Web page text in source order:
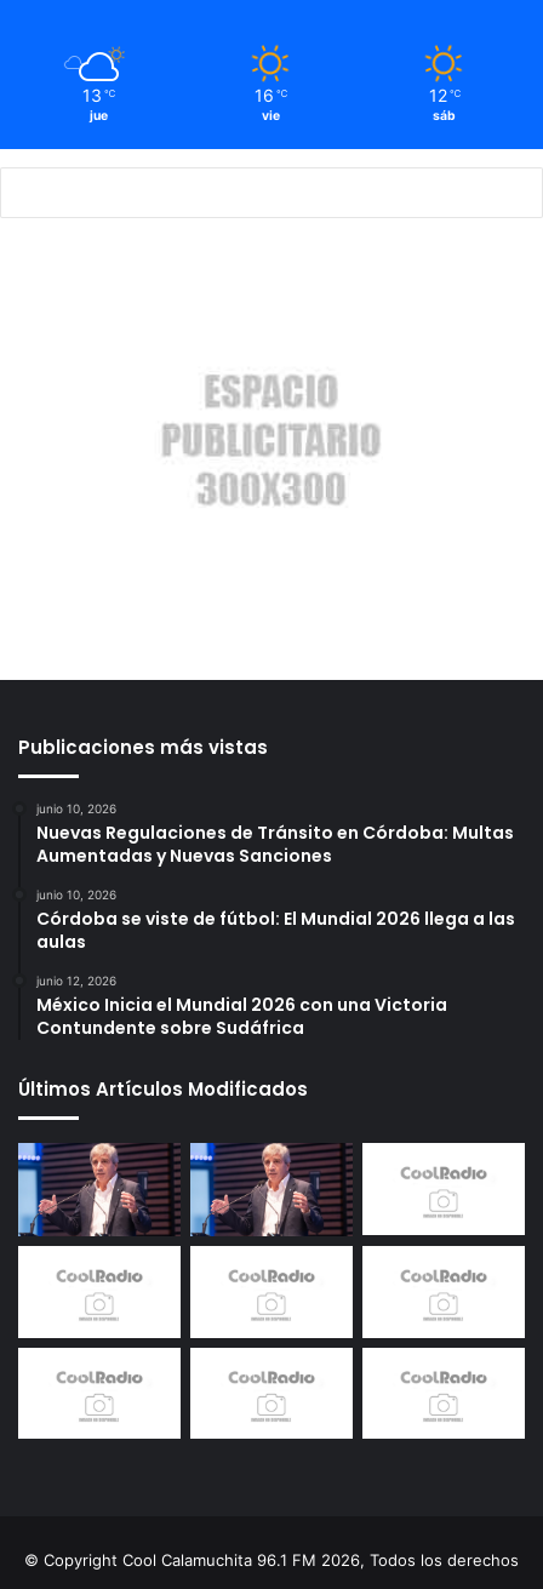
13 ℃
jue
16 ℃
vie
12 ℃
sáb
Publicaciones más vistas
junio 10, 2026
Nuevas Regulaciones de Tránsito en Córdoba: Multas
Aumentadas y Nuevas Sanciones
junio 10, 2026
Córdoba se viste de fútbol: El Mundial 2026 llega a las
aulas
junio 12, 2026
México Inicia el Mundial 2026 con una Victoria
Contundente sobre Sudáfrica
Últimos Artículos Modificados
© Copyright Cool Calamuchita 96.1 FM 2026, Todos los derechos